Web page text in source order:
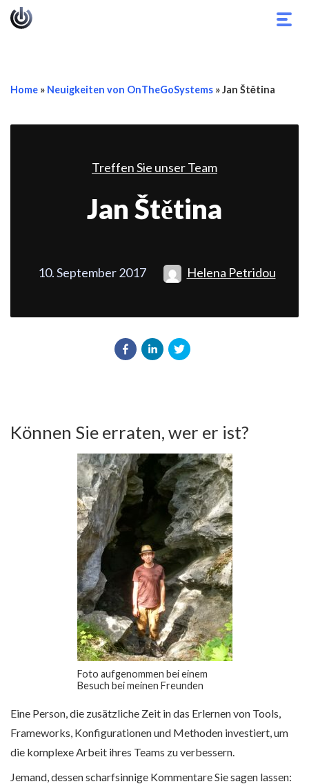
Home » Neuigkeiten von OnTheGoSystems »Jan Štětina
Treffen Sie unser Team
Jan Štětina
10. September 2017 Helena Petridou
Können Sie erraten, wer er ist?
Foto aufgenommen bei einem
Besuch bei meinen Freunden
Eine Person, die zusätzliche Zeit in das Erlernen von Tools,
Frameworks, Konfigurationen und Methoden investiert, um
die komplexe Arbeit ihres Teams zu verbessern.
Jemand, dessen scharfsinnige Kommentare Sie sagen lassen: